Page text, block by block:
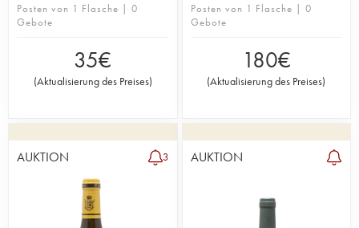
Posten von 1 Flasche | 0
Gebote
35€
(Aktualisierung des Preises)
Posten von 1 Flasche | 0
Gebote
180€
(Aktualisierung des Preises)
AUKTION 3 AUKTION